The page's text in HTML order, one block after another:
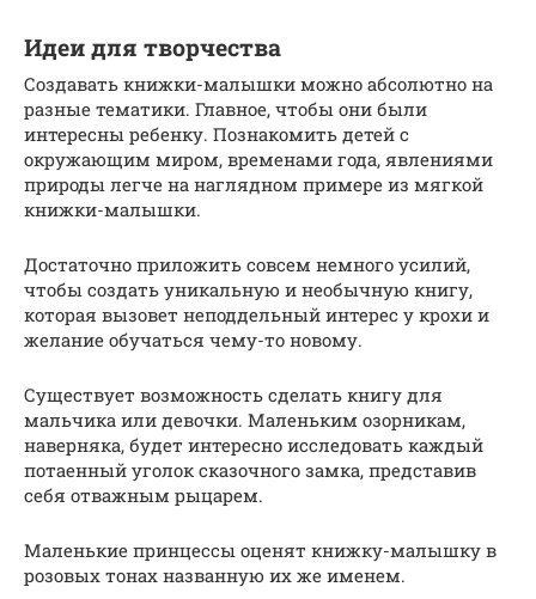
Идеи для творчества
Создавать книжки-малышки можно абсолютно на
разные тематики. Главное, чтобы они были
интересны ребенку. Познакомить детей с
окружающим миром, временами года, явлениями
природы легче на наглядном примере из мягкой
книжки-малышки.
Достаточно приложить совсем немного усилий,
чтобы создать уникальную и необычную книгу,
которая вызовет неподдельный интерес у крохи и
желание обучаться чему-то новому.
Существует возможность сделать книгу для
мальчика или девочки. Маленьким озорникам,
наверняка, будет интересно исследовать каждый
потаенный уголок сказочного замка, представив
себя отважным рыцарем.
Маленькие принцессы оценят книжку-малышку в
розовых тонах названную их же именем.